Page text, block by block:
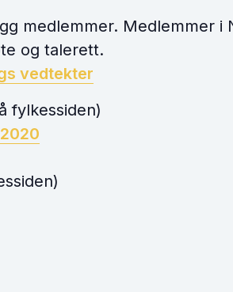
medlemmer. Medlemmer i
og talerett.
vedtekter
fylkessiden)